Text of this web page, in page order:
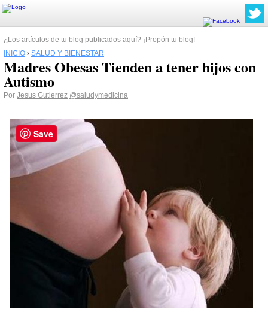
¿Los artículos de tu blog publicados aquí? ¡Propón tu blog!
INICIO › SALUD Y BIENESTAR
Madres Obesas Tienden a tener hijos con
Autismo
Por Jesus Gutierrez @saludymedicina
Save